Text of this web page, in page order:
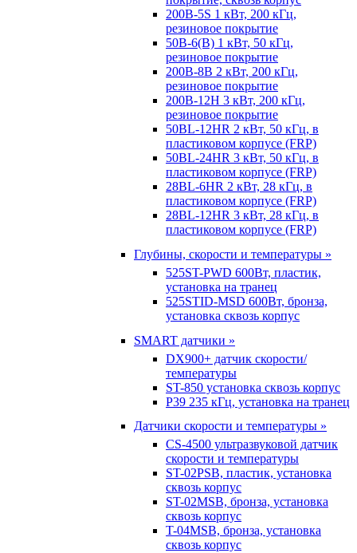
200B-5S 1 кВт, 200 кГц,
резиновое покрытие
50B-6(B) 1 кВт, 50 кГц,
резиновое покрытие
200B-8B 2 кВт, 200 кГц,
резиновое покрытие
200B-12H 3 кВт, 200 кГц,
резиновое покрытие
50BL-12HR 2 кВт, 50 кГц, в
пластиковом корпусе (FRP)
50BL-24HR 3 кВт, 50 кГц, в
пластиковом корпусе (FRP)
28BL-6HR 2 кВт, 28 кГц, в
пластиковом корпусе (FRP)
28BL-12HR 3 кВт, 28 кГц, в
пластиковом корпусе (FRP)
Глубины, скорости и температуры »
525ST-PWD 600Вт, пластик,
установка на транец
525STID-MSD 600Вт, бронза,
установка сквозь корпус
SMART датчики »
DX900+ датчик скорости/
температуры
ST-850 установка сквозь корпус
P39 235 кГц, установка на транец
Датчики скорости и температуры »
CS-4500 ультразвуковой датчик
скорости и температуры
ST-02PSB, пластик, установка
сквозь корпус
ST-02MSB, бронза, установка
сквозь корпус
T-04MSB, бронза, установка
сквозь корпус